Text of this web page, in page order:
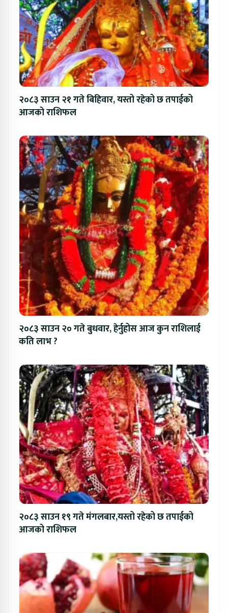
२०८३ साउन २१ गते बिहिवार, यस्तो रहेको छ तपाईको
आजको राशिफल
२०८३ साउन २० गते बुधवार, हेर्नुहोस आज कुन राशिलाई
कति लाभ ?
२०८३ साउन १९ गते मंगलबार,यस्तो रहेको छ तपाईको
आजको राशिफल